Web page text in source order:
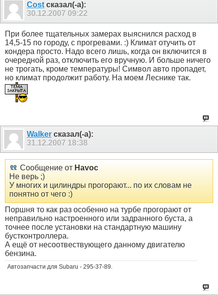
Cost сказал(-а):
30.12.2007 09:22
При более тщательных замерах выяснился расход в
14,5-15 по городу, с прогревами. :) Климат отучить от
кондера просто. Надо всего лишь, когда он включится в
очередной раз, отключить его вручную. И больше ничего
не трогать, кроме температуры! Символ авто пропадет,
но климат продолжит работу. На моем Леснике так.
Walker сказал(-а):
31.12.2007 18:38
Сообщение от Havoc
Не верь ;)
У многих и цилиндры прогорают... по их словам не
понятно от чего :)
Поршня то как раз особенно на турбе прогорают от
неправильно настроенного или задранного буста, а
точнее после установки на стандартную машину
бустконтроллера.
А ещё от несоотвествующего данному двигателю
бензина.
Автозапчасти для Subaru - 295-37-89.